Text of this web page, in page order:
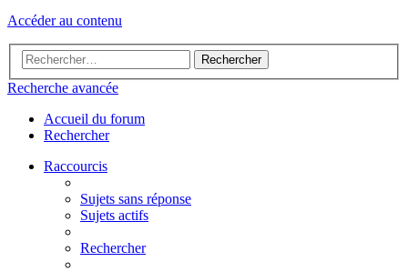
Accéder au contenu
Rechercher
Recherche avancée
Accueil du forum
Rechercher
Raccourcis
Sujets sans réponse
Sujets actifs
Rechercher